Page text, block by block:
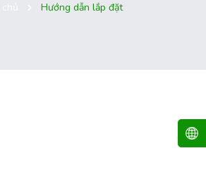
Hướng dẫn lắp đặt